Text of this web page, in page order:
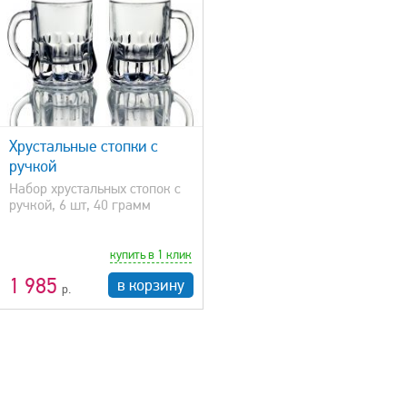
Хрустальные стопки с
ручкой
Набор хрустальных стопок с
ручкой, 6 шт, 40 грамм
1 985
купить в 1 клик
в корзину